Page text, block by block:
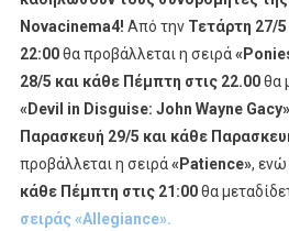
Novacinema4! Aπό την Τετάρτη 27/
22:00θα προβάλλεται η σειρά«
28/5 και κάθε Πέμπτη στις 22.00θα
«Devil in Disguise: John Wayne
Παρασκευή 29/5 και κάθε
προβάλλεται η σειρά«Patience», ενώ
κάθε Πέμπτη στις 21:00θα
σειράς «Allegiance».